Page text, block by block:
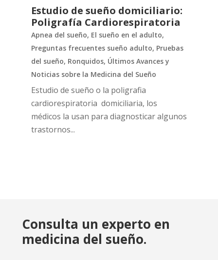
Estudio de sueño domiciliario:
Poligrafía Cardiorespiratoria
Apnea del sueño, El sueño en el adulto,
Preguntas frecuentes sueño adulto, Pruebas
del sueño, Ronquidos, Últimos Avances y
Noticias sobre la Medicina del Sueño
Estudio de sueño o la poligrafia
cardiorespiratoria domiciliaria, los
médicos la usan para diagnosticar algunos
trastornos...
Consulta un experto en
medicina del sueño.